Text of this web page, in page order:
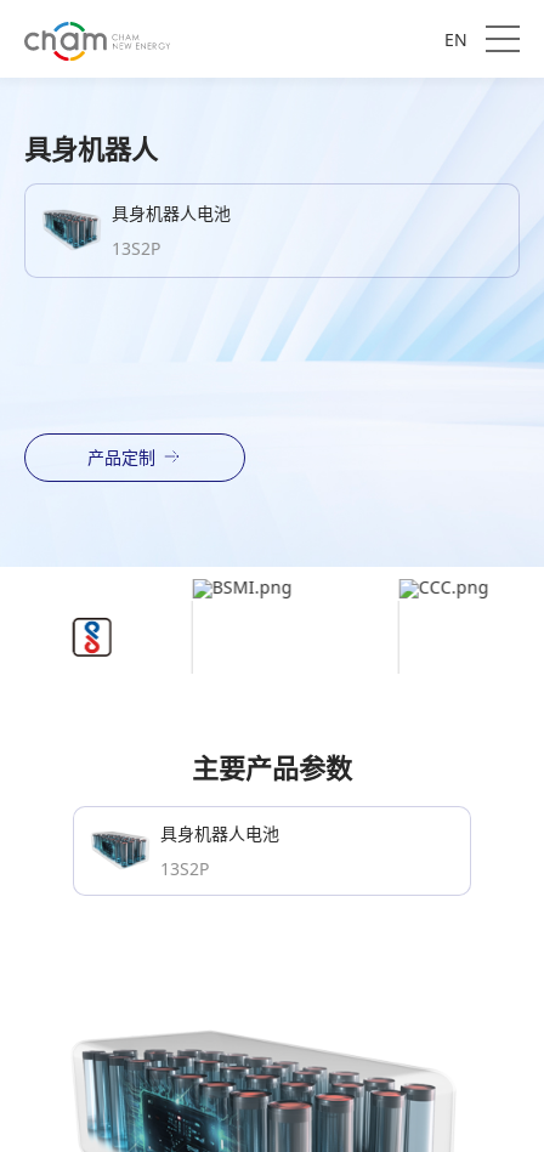
EN
具身机器人
具身机器人电池
13S2P
产品定制
主要产品参数
具身机器人电池
13S2P